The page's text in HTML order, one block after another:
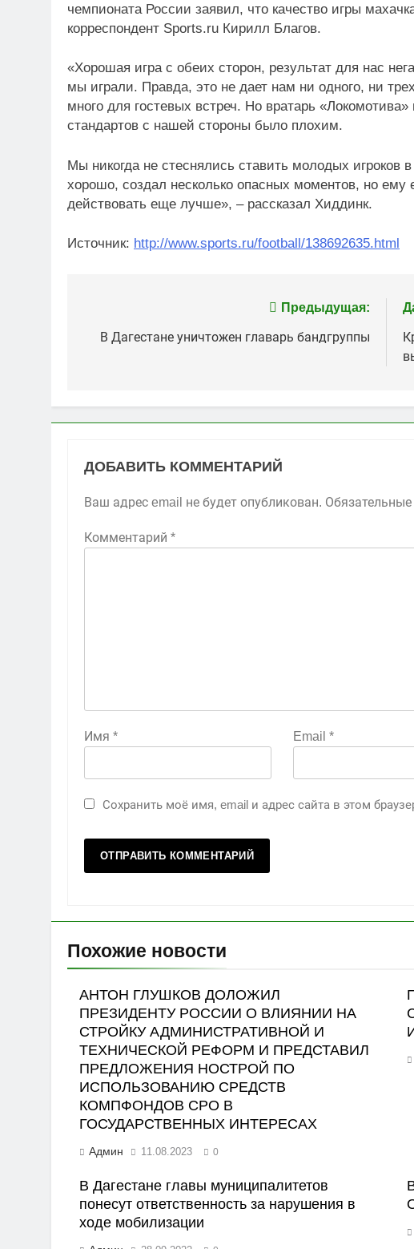
чемпионата России заявил, что качество игры
корреспондент Sports.ru Кирилл Благов.
«Хорошая игра с обеих сторон, результат для нас
мы играли. Правда, это не дает нам ни одного, ни
много для гостевых встреч. Но вратарь
стандартов с нашей стороны было плохим.
Мы никогда не стеснялись ставить молодых игроков
хорошо, создал несколько опасных моментов, но ему
действовать еще лучше», – рассказал Хиддинк.
Источник: http://www.sports.ru/football/138692635.html
по
Предыдущая:
В Дагестане уничтожен главарь бандгруппы
ДОБАВИТЬ КОММЕНТАРИЙ
Ваш адрес email не будет опубликован.
Комментарий *
Имя * Email *
Сохранить моё имя, email и адрес сайта в этом
Похожие новости
АНТОН ГЛУШКОВ ДОЛОЖИЛ
ПРЕЗИДЕНТУ РОССИИ О ВЛИЯНИИ НА
СТРОЙКУ АДМИНИСТРАТИВНОЙ И
ТЕХНИЧЕСКОЙ РЕФОРМ И ПРЕДСТАВИЛ
ПРЕДЛОЖЕНИЯ НОСТРОЙ ПО
ИСПОЛЬЗОВАНИЮ СРЕДСТВ
КОМПФОНДОВ СРО В
ГОСУДАРСТВЕННЫХ ИНТЕРЕСАХ
Админ 11.08.2023 0
В Дагестане главы муниципалитетов
понесут ответственность за нарушения в
ходе мобилизации